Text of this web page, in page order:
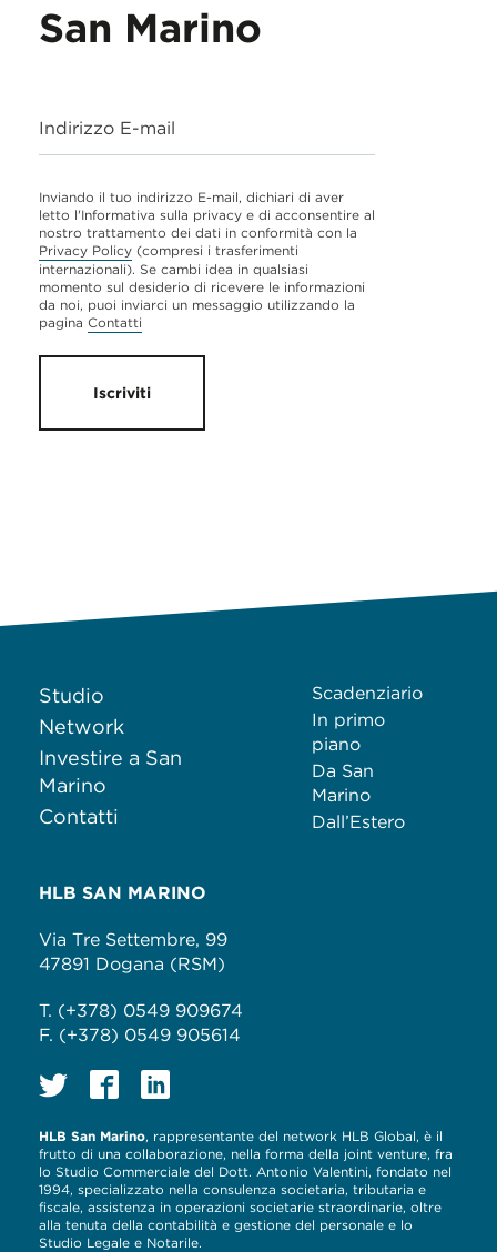
San Marino
Indirizzo E-mail
Inviando il tuo indirizzo E-mail, dichiari di aver
letto l'Informativa sulla privacy e di acconsentire al
nostro trattamento dei dati in conformità con la
Privacy Policy (compresi i trasferimenti
internazionali). Se cambi idea in qualsiasi
momento sul desiderio di ricevere le informazioni
da noi, puoi inviarci un messaggio utilizzando la
pagina Contatti
Iscriviti
Studio
Network
Investire a San
Marino
Contatti
Scadenziario
In primo
piano
Da San
Marino
Dall’Estero
HLB SAN MARINO
Via Tre Settembre, 99
47891 Dogana (RSM)
T. (+378) 0549 909674
F. (+378) 0549 905614
HLB San Marino, rappresentante del network HLB Global, è il
frutto di una collaborazione, nella forma della joint venture, fra
lo Studio Commerciale del Dott. Antonio Valentini, fondato nel
1994, specializzato nella consulenza societaria, tributaria e
fiscale, assistenza in operazioni societarie straordinarie, oltre
alla tenuta della contabilità e gestione del personale e lo
Studio Legale e Notarile.